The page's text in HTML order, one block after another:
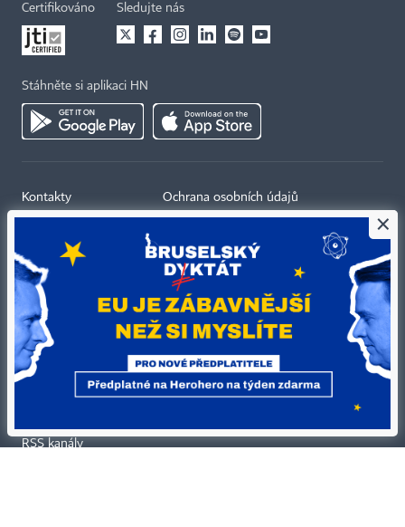
Certifikováno Sledujte nás
Stáhněte si aplikaci HN
Kontakty
Economia
Kariéra v HN
Ceník inzerce
Ochrana osobních údajů
Nastavení soukromí
Všeobecné smluvní podmínky
Koupit / darovat předplatné
RSS kanály
×